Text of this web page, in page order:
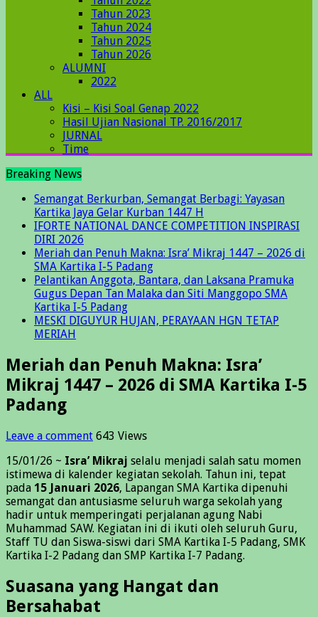
Tahun 2023
Tahun 2024
Tahun 2025
Tahun 2026
ALUMNI
2022
ALL
Kisi – Kisi Soal Genap 2022
Hasil Ujian Nasional TP. 2016/2017
JURNAL
Time
Breaking News
Semangat Berkurban, Semangat Berbagi: Yayasan
Kartika Jaya Gelar Kurban 1447 H
IFORTE NATIONAL DANCE COMPETITION INSPIRASI
DIRI 2026
Meriah dan Penuh Makna: Isra’ Mikraj 1447 – 2026 di
SMA Kartika I-5 Padang
Pelantikan Anggota, Bantara, dan Laksana Pramuka
Gugus Depan Tan Malaka dan Siti Manggopo SMA
Kartika I-5 Padang
MESKI DIGUYUR HUJAN, PERAYAAN HGN TETAP
MERIAH
Meriah dan Penuh Makna: Isra’
Mikraj 1447 – 2026 di SMA Kartika I-5
Padang
Leave a comment 643 Views
15/01/26 ~ Isra’ Mikraj selalu menjadi salah satu momen
istimewa di kalender kegiatan sekolah. Tahun ini, tepat
pada 15 Januari 2026, Lapangan SMA Kartika dipenuhi
semangat dan antusiasme seluruh warga sekolah yang
hadir untuk memperingati perjalanan agung Nabi
Muhammad SAW. Kegiatan ini di ikuti oleh seluruh Guru,
Staff TU dan Siswa-siswi dari SMA Kartika I-5 Padang, SMK
Kartika I-2 Padang dan SMP Kartika I-7 Padang.
Suasana yang Hangat dan
Bersahabat